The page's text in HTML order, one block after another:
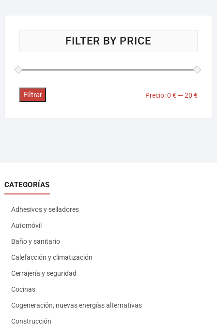
FILTER BY PRICE
Filtrar Precio:0 € —20 €
CATEGORÍAS
Adhesivos y selladores
Automóvil
Baño y sanitario
Calefacción y climatización
Cerrajería y seguridad
Cocinas
Cogeneración, nuevas energías alternativas
Construcción